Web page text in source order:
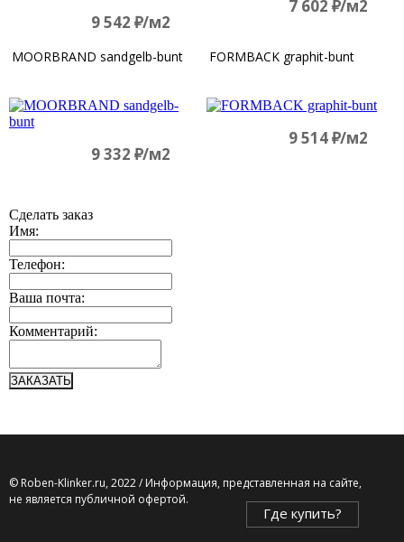
9 542 д/м2
7 602 д/м2
MOORBRAND sandgelb-bunt
9 332 д/м2
FORMBACK graphit-bunt
9 514 д/м2
Сделать заказ
Имя:
Телефон:
Ваша почта:
Комментарий:
ЗАКАЗАТЬ
© Roben-Klinker.ru, 2022 / Информация, представленная на сайте,
не является публичной офертой.
Где купить?